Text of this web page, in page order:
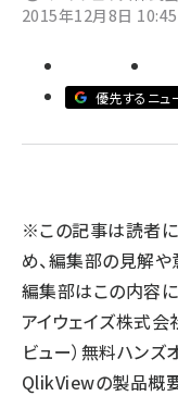
セミナー
meo (1275)
2015年12月8日 10:45
優先するニュ
※この記事は読者
め、編集部の見解や
編集部はこの内容
アイウェイズ株式会
ビュー）無料ハンズ
QlikViewの製品概